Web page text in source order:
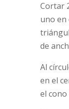
Cortar
uno en
de
Al
en el
el